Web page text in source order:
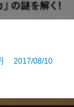
2017/08/10